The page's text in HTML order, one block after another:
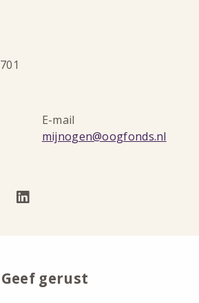
E-mail
Stuur
mijnogen@oogfonds.nl
Bezoek
Geef gerust